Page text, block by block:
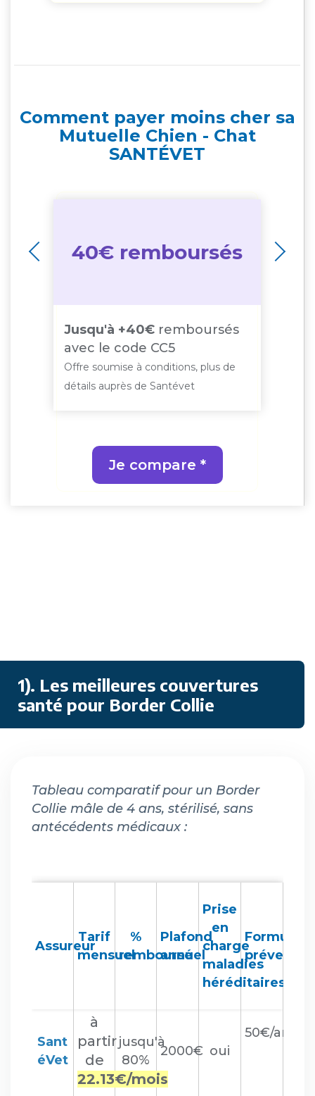
Comment payer moins cher sa
Mutuelle Chien - Chat
SANTÉVET
40€ remboursés
Jusqu'à +40€ remboursés
avec le code CC5
Offre soumise à conditions, plus de
détails auprès de Santévet
Je compare *
1). Les meilleures couvertures
santé pour Border Collie
Tableau comparatif pour un Border
Collie mâle de 4 ans, stérilisé, sans
antécédents médicaux :
Assureur
Tarif
mensuel
%
remboursé
Plafond
annuel
Prise
en
charge
maladies
héréditaires
Formule
Sant
éVet
à
partir
de
22.13€/mois
jusqu'à
80%
2000€ oui
50€/an